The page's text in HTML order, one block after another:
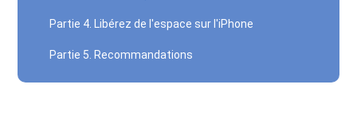
Partie 4. Libérez de l'espace sur l'iPhone
Partie 5. Recommandations